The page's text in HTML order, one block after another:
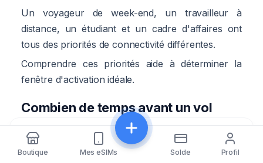
Un voyageur de week-end, un travailleur à
distance, un étudiant et un cadre d'affaires ont
tous des priorités de connectivité différentes.
Comprendre ces priorités aide à déterminer la
fenêtre d'activation idéale.
Combien de temps avant un vol
devriez-vous installer une eSIM ?
L'une des questions les plus pratiques que les
Partager
Boutique Mes eSIMs Solde Profil